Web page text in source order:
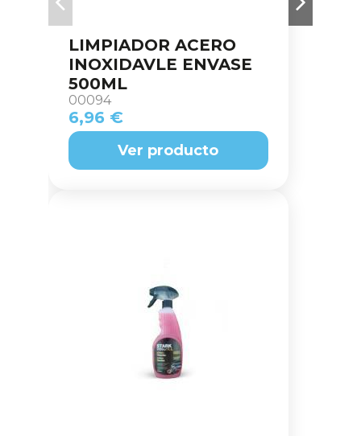
LIMPIADOR ACERO
INOXIDAVLE ENVASE
500ML
00094
6,96 €
Ver producto